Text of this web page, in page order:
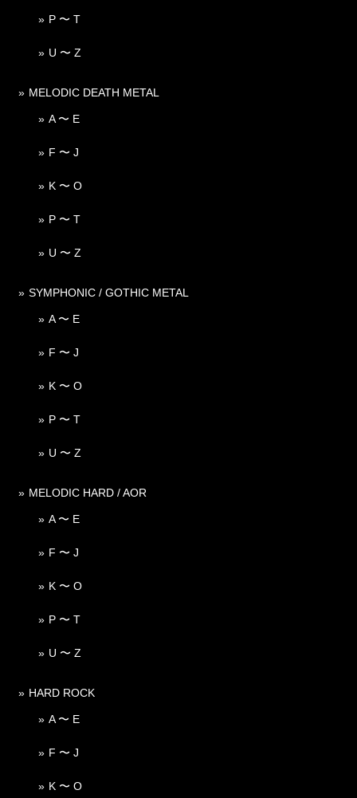
P 〜 T
U 〜 Z
MELODIC DEATH METAL
A 〜 E
F 〜 J
K 〜 O
P 〜 T
U 〜 Z
SYMPHONIC / GOTHIC METAL
A 〜 E
F 〜 J
K 〜 O
P 〜 T
U 〜 Z
MELODIC HARD / AOR
A 〜 E
F 〜 J
K 〜 O
P 〜 T
U 〜 Z
HARD ROCK
A 〜 E
F 〜 J
K 〜 O